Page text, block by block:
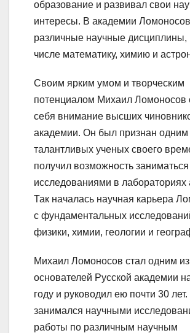
образование и развивал свои
интересы. В академии
различные научные дисциплины,
числе математику, химию и
Своим ярким умом и творческим
потенциалом Михаил Ломоносов
себя внимание высших
академии. Он был признан
талантливых ученых своего
получил возможность
исследованиями в лабораториях
Так началась научная карьера
с фундаментальных
физики, химии, геологии и
Михаил Ломоносов стал одним из
основателей Русской академии
году и руководил ею почти 30
занимался научными
работы по различным научным